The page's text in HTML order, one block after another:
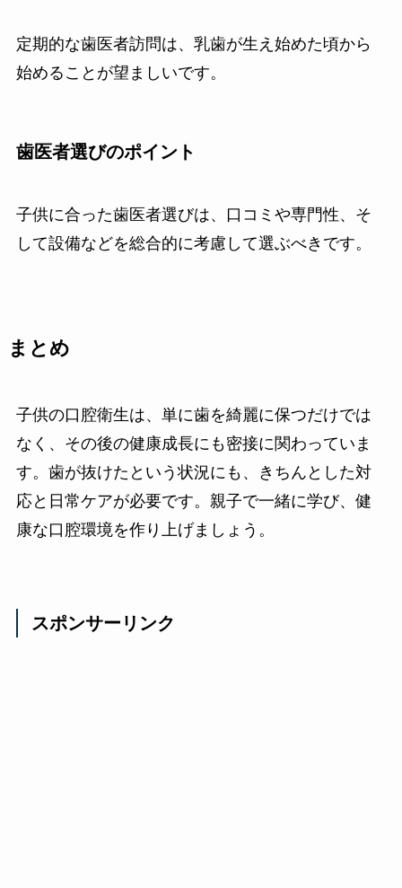
定期的な歯医者訪問は、乳歯が生え始めた頃から
始めることが望ましいです。
歯医者選びのポイント
子供に合った歯医者選びは、口コミや専門性、そ
して設備などを総合的に考慮して選ぶべきです。
まとめ
子供の口腔衛生は、単に歯を綺麗に保つだけでは
なく、その後の健康成長にも密接に関わっていま
す。歯が抜けたという状況にも、きちんとした対
応と日常ケアが必要です。親子で一緒に学び、健
康な口腔環境を作り上げましょう。
スポンサーリンク